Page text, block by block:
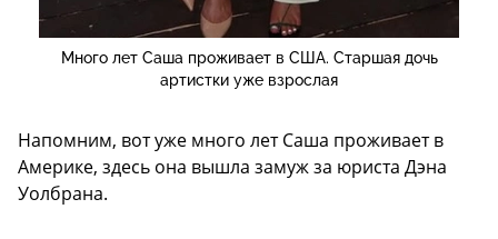
Много лет Саша проживает в США. Старшая дочь
артистки уже взрослая
Напомним, вот уже много лет Саша проживает в
Америке, здесь она вышла замуж за юриста Дэна
Уолбрана.